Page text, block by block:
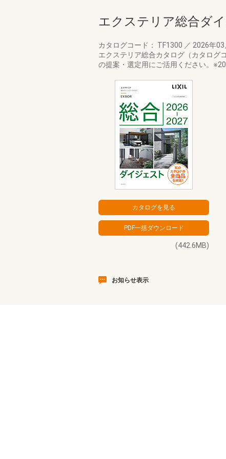
エクステリア総合ダ
カタログコード： TF1300 ／ 2026年03
エクステリア総合カタログ（カタログ
の提案・選定用にご活用ください。
(442.6MB)
お知らせ表示